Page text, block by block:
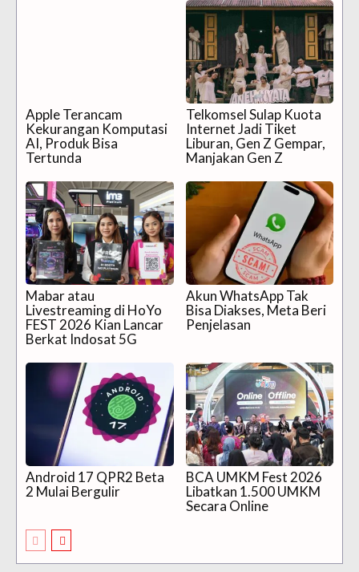
Apple Terancam
Kekurangan Komputasi
AI, Produk Bisa
Tertunda
Telkomsel Sulap Kuota
Internet Jadi Tiket
Liburan, Gen Z Gempar,
Manjakan Gen Z
Mabar atau
Livestreaming di HoYo
FEST 2026 Kian Lancar
Berkat Indosat 5G
Akun WhatsApp Tak
Bisa Diakses, Meta Beri
Penjelasan
Android 17 QPR2 Beta
2 Mulai Bergulir
BCA UMKM Fest 2026
Libatkan 1.500 UMKM
Secara Online